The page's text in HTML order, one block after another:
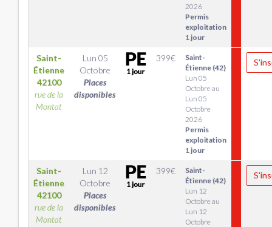
2026
Permis
exploitation
1 jour
Saint-
Étienne
42100
rue de la
Montat
Lun 05
Octobre
Places
disponibles
399€
Saint-
Étienne (42)
Lun 05
Octobre au
Lun 05
Octobre
2026
Permis
exploitation
1 jour
Saint-
Étienne
42100
rue de la
Montat
Lun 12
Octobre
Places
disponibles
399€
Saint-
Étienne (42)
Lun 12
Octobre au
Lun 12
Octobre